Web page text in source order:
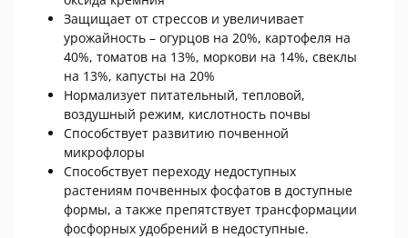
Защищает от стрессов и увеличивает
урожайность – огурцов на 20%, картофеля на
40%, томатов на 13%, моркови на 14%, свеклы
на 13%, капусты на 20%
Нормализует питательный, тепловой,
воздушный режим, кислотность почвы
Способствует развитию почвенной
микрофлоры
Способствует переходу недоступных
растениям почвенных фосфатов в доступные
формы, а также препятствует трансформации
фосфорных удобрений в недоступные.